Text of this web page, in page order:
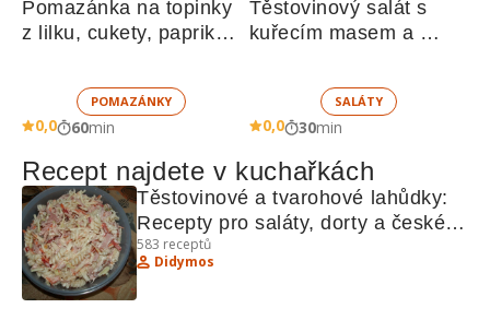
Pomazánka na topinky
z lilku, cukety, paprik,
žampionů
POMAZÁNKY
0,0 60min
Těstovinový salát s
kuřecím masem a
SALÁTY
0,0 30min
Recept najdete v kuchařkách
Těstovinové a tvarohové lahůdky:
Recepty pro saláty, dorty a české
speciality
583 receptů
Didymos